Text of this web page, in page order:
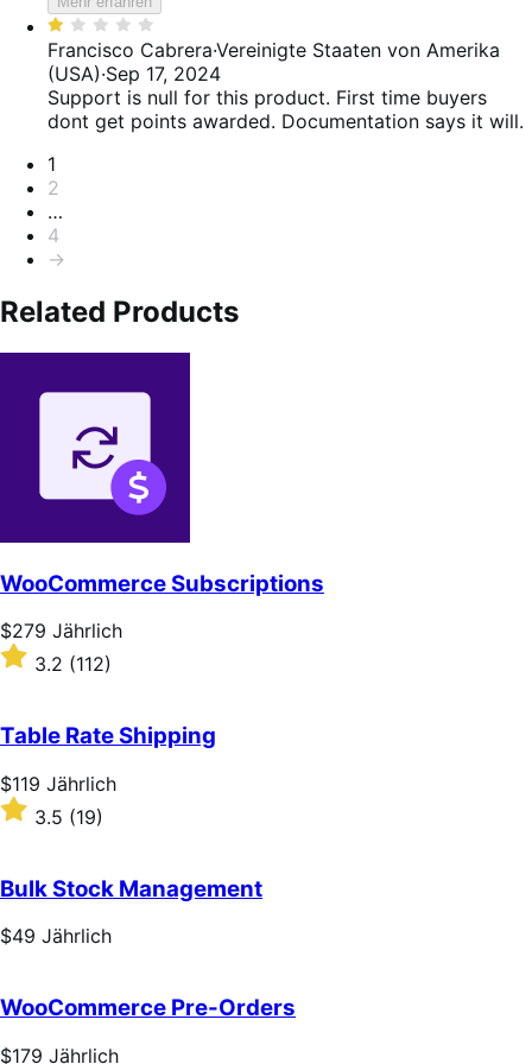
Bewertet
mit
1
von
5
Francisco Cabrera·Vereinigte Staaten von Amerika
(USA)·Sep 17, 2024
Support is null for this product. First time buyers
dont get points awarded. Documentation says it will.
Seitennummerierung
1
2
…
4
→
Related Products
WooCommerce Subscriptions
Price
$279
Jährlich
$279 Jährlich
Rated
of
5
stars
3.2 (112)
Table Rate Shipping
Price
$119
Jährlich
$119 Jährlich
Rated
3.5
of
5
stars
3.5 (19)
Bulk Stock Management
Price
$49 Jährlich
WooCommerce Pre-Orders
Price
$179 Jährlich